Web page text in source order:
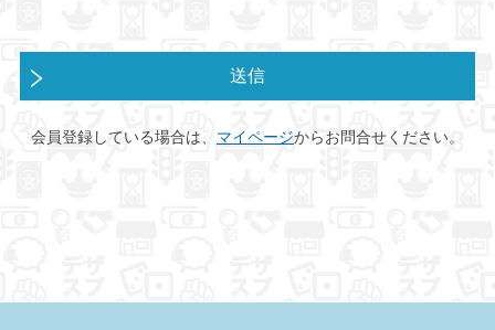
送信
会員登録している場合は、 マイページからお問合せください。